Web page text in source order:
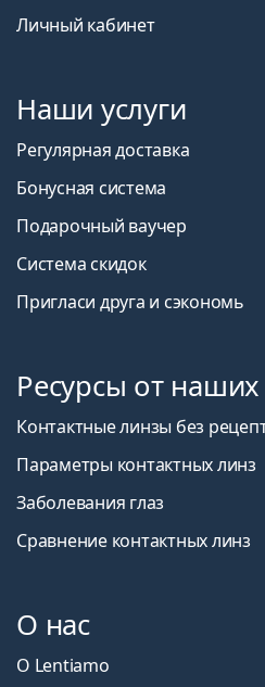
Личный кабинет
Наши услуги
Регулярная доставка
Бонусная система
Подарочный ваучер
Система скидок
Пригласи друга и сэкономь
Ресурсы от наших
Контактные линзы без
Параметры контактных линз
Заболевания глаз
Сравнение контактных линз
О нас
О Lentiamo